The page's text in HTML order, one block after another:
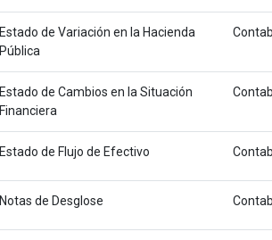
Estado de Variación en la Hacienda
Pública
Estado de Cambios en la Situación
Financiera
Estado de Flujo de Efectivo
Notas de Desglose